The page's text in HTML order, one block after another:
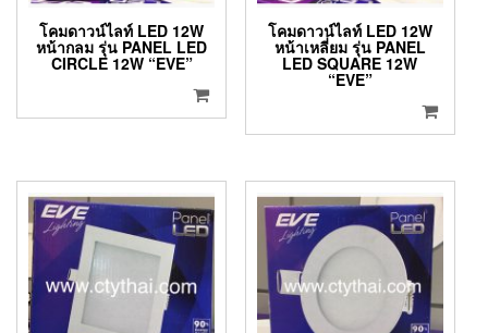
โคมดาวน์ไลท์ LED 12W
หน้ากลม รุ่น PANEL LED
CIRCLE 12W “EVE”
โคมดาวน์ไลท์ LED 12W
หน้าเหลี่ยม รุ่น PANEL
LED SQUARE 12W
“EVE”